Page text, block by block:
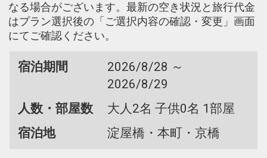
なる場合がございます。最新の空き状況と旅行代金
はプラン選択後の「ご選択内容の確認・変更」画面
にてご確認ください。
宿泊期間
2026/8/28 ～
2026/8/29
人数・部屋数
大人2名 子供0名 1部屋
宿泊地
淀屋橋・本町・京橋